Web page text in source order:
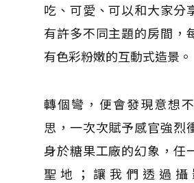
吃、可愛、可以和大家分
有許多不同主題的房間，
有色彩粉嫩的互動式造景。
轉個彎，便會發現意想
思，一次次賦予感官強烈
身於糖果工廠的幻象，任
聖地；讓我們透過攝